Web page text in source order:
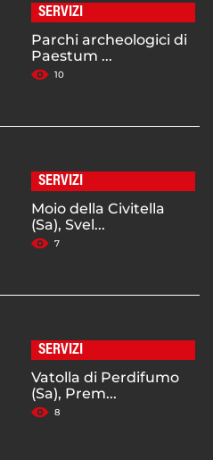
SERVIZI
Parchi archeologici di
Paestum ...
10
SERVIZI
Moio della Civitella
(Sa), Svel...
7
SERVIZI
Vatolla di Perdifumo
(Sa), Prem...
8